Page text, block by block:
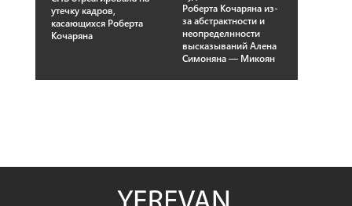
утечку кадров,
касающихся Роберта
Кочаряна
Роберта Кочаряна из-
за абстрактности и
неопределнности
высказываний Алена
Симоняна — Микоян